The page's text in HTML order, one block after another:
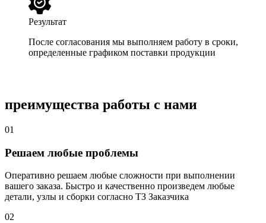
Результат
После согласования мы выполняем работу в сроки,
определенные графиком поставки продукции
преимущества работы с нами
01
Решаем любые проблемы
Оперативно решаем любые сложности при выполнении
вашего заказа. Быстро и качественно произведем любые
детали, узлы и сборки согласно ТЗ Заказчика
02